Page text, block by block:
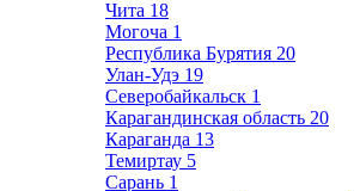
Чита 18
Могоча 1
Республика Бурятия 20
Улан-Удэ 19
Северобайкальск 1
Карагандинская область 20
Караганда 13
Темиртау 5
Сарань 1